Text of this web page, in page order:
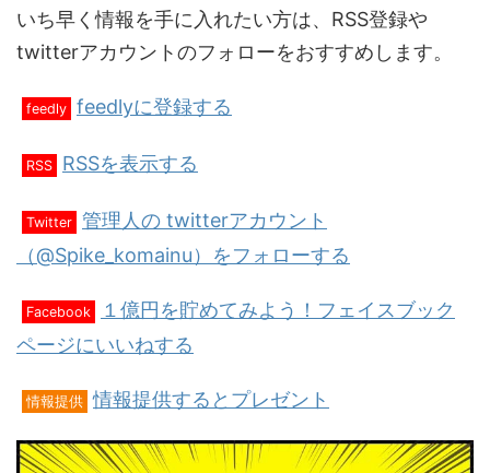
いち早く情報を手に入れたい方は、RSS登録や
twitterアカウントのフォローをおすすめします。
feedly feedlyに登録する
RSS RSSを表示する
Twitter 管理人の twitterアカウント
（@Spike_komainu）をフォローする
Facebook
１億円を貯めてみよう！フェイスブック
ページにいいねする
情報提供 情報提供するとプレゼント